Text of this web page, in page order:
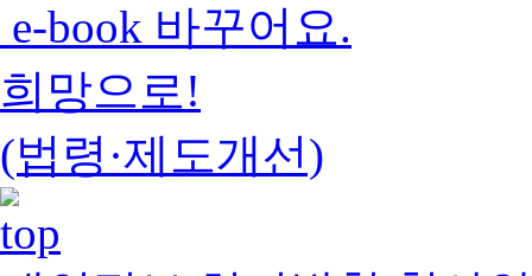
e-book 바꾸어요.
희망으로!
(법령·제도개선)